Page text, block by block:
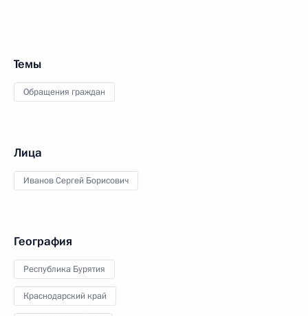
Темы
Обращения граждан
Лица
Иванов Сергей Борисович
География
Республика Бурятия
Краснодарский край